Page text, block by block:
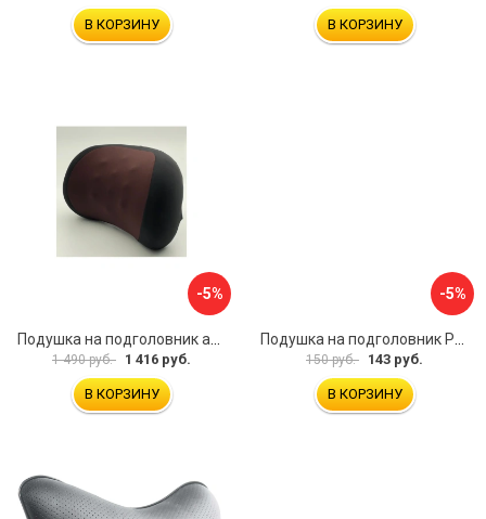
В КОРЗИНУ В КОРЗИНУ
-5%
1 490 руб. 1 416 руб.
В КОРЗИНУ
-5%
150 руб. 143 руб.
В КОРЗИНУ